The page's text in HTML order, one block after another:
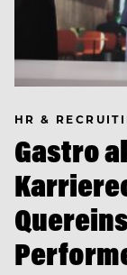
HR &
Gastro